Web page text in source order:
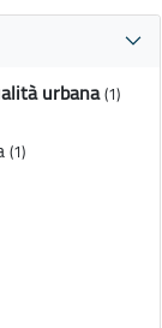
urbana (1)
(1)